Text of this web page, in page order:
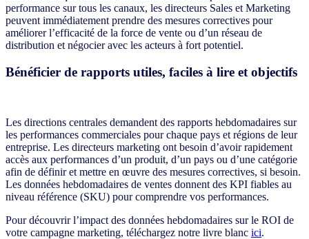
performance sur tous les canaux, les directeurs Sales et Marketing
peuvent immédiatement prendre des mesures correctives pour
améliorer l’efficacité de la force de vente ou d’un réseau de
distribution et négocier avec les acteurs à fort potentiel.
Bénéficier de rapports utiles, faciles à lire et objectifs
Les directions centrales demandent des rapports hebdomadaires sur
les performances commerciales pour chaque pays et régions de leur
entreprise. Les directeurs marketing ont besoin d’avoir rapidement
accès aux performances d’un produit, d’un pays ou d’une catégorie
afin de définir et mettre en œuvre des mesures correctives, si besoin.
Les données hebdomadaires de ventes donnent des KPI fiables au
niveau référence (SKU) pour comprendre vos performances.
Pour découvrir l’impact des données hebdomadaires sur le ROI de
votre campagne marketing, téléchargez notre livre blanc ici.